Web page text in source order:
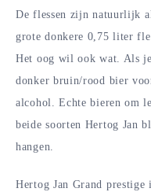
De flessen zijn natuurlijk
grote donkere 0,75 liter
Het oog wil ook wat. Als
donker bruin/rood bier
alcohol. Echte bieren om
beide soorten Hertog Jan
hangen.
Hertog Jan Grand